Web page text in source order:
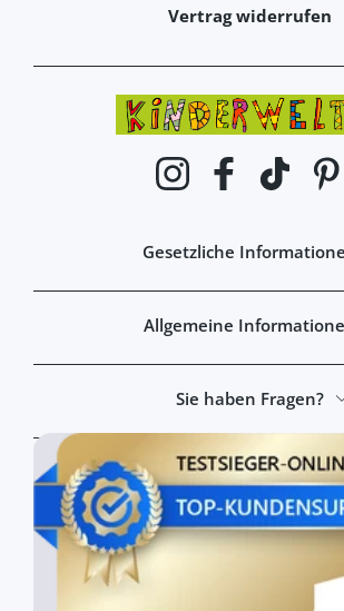
Vertrag widerrufen
InstagramFacebookTikTok
Gesetzliche
Allgemeine
Sie haben Fragen?